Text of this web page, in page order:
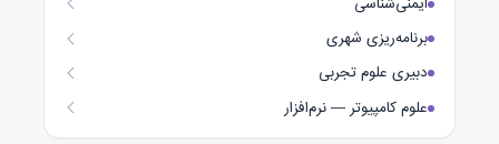
برنامه‌ریزی شهری
دبیری علوم تجربی
علوم کامپیوتر — نرم‌افزار